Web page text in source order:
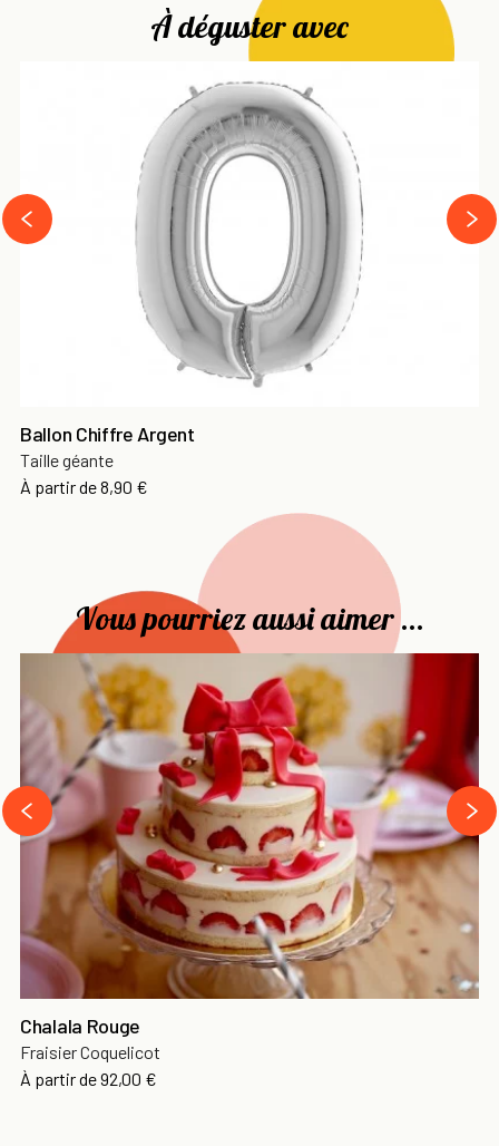
À déguster avec
Ballon Chiffre Argent
Taille géante
À partir dePrix
8,90 €
prev
next
Vous pourriez aussi aimer ...
Chalala Rouge
Fraisier Coquelicot
À partir de92,00 €
‹
›